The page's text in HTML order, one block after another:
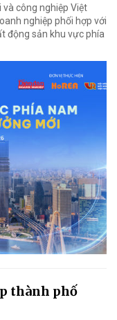
công nghiệp Việt
nghiệp phối hợp với
động sản khu vực phía
thành phố